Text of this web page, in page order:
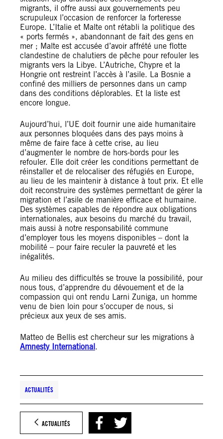
migrants, il offre aussi aux gouvernements peu
scrupuleux l’occasion de renforcer la forteresse
Europe. L’Italie et Malte ont rétabli la politique des
« ports fermés », abandonnant de fait des gens en
mer ; Malte est accusée d’avoir affrété une flotte
clandestine de chalutiers de pêche pour refouler les
migrants vers la Libye. L’Autriche, Chypre et la
Hongrie ont restreint l’accès à l’asile. La Bosnie a
confiné des milliers de personnes dans un camp
dans des conditions déplorables. Et la liste est
encore longue.
Aujourd’hui, l’UE doit fournir une aide humanitaire
aux personnes bloquées dans des pays moins à
même de faire face à cette crise, au lieu
d’augmenter le nombre de hors-bords pour les
refouler. Elle doit créer les conditions permettant de
réinstaller et de relocaliser des réfugiés en Europe,
au lieu de les maintenir à distance à tout prix. Et elle
doit reconstruire des systèmes permettant de gérer la
migration et l’asile de manière efficace et humaine.
Des systèmes capables de répondre aux obligations
internationales, aux besoins du marché du travail,
mais aussi à notre responsabilité commune
d’employer tous les moyens disponibles – dont la
mobilité – pour faire reculer la pauvreté et les
inégalités.
Au milieu des difficultés se trouve la possibilité, pour
nous tous, d’apprendre du dévouement et de la
compassion qui ont rendu Larni Zuniga, un homme
venu de bien loin pour s’occuper de nous, si
précieux aux yeux de ses amis.
Matteo de Bellis est chercheur sur les migrations à
Amnesty International.
ACTUALITÉS
ACTUALITÉS